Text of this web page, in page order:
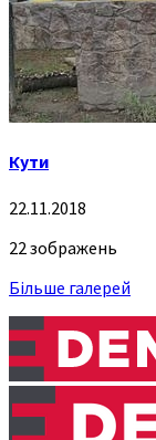
Кути
22.11.2018
22 зображень
Більше галерей